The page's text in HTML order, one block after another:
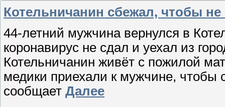
Котельничанин сбежал, чтобы
44-летний мужчина вернулся в
коронавирус не сдал и уехал из
Котельничанин живёт с пожилой
медики приехали к мужчине, чтобы
сообщает Далее